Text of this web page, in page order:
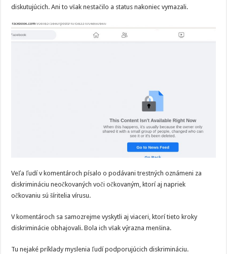
diskutujúcich. Ani to však nestačilo a status nakoniec vymazali.
Veľa ľudí v komentároch písalo o podávani trestných oznámeni za
diskrimináciu neočkovaných voči očkovaným, ktorí aj napriek
očkovaniu sú šíritelia vírusu.
V komentároch sa samozrejme vyskytli aj viaceri, ktorí tieto kroky
diskriminácie obhajovali. Bola ich však výrazna menšina.
Tu nejaké príklady myslenia ľudí podporujúcich diskrimináciu.